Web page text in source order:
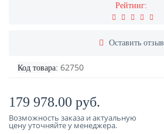
Рейтинг:
Оставить отзыв
Код товара: 62750
179 978.00 руб.
Возможность заказа и актуальную
цену уточняйте у менеджера.